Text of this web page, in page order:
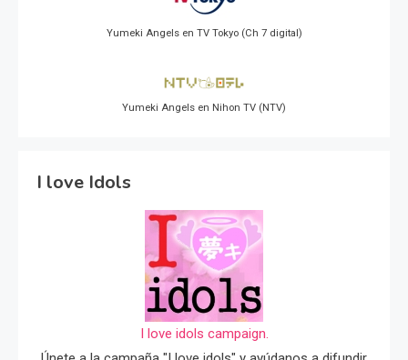
Yumeki Angels en TV Tokyo (Ch 7 digital)
Yumeki Angels en Nihon TV (NTV)
I love Idols
I love idols campaign.